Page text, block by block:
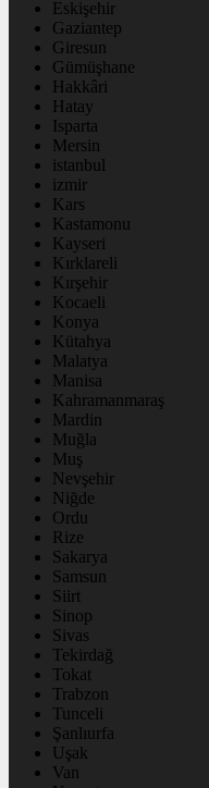
Eskişehir
Gaziantep
Giresun
Gümüşhane
Hakkâri
Hatay
Isparta
Mersin
istanbul
izmir
Kars
Kastamonu
Kayseri
Kırklareli
Kırşehir
Kocaeli
Konya
Kütahya
Malatya
Manisa
Kahramanmaraş
Mardin
Muğla
Muş
Nevşehir
Niğde
Ordu
Rize
Sakarya
Samsun
Siirt
Sinop
Sivas
Tekirdağ
Tokat
Trabzon
Tunceli
Şanlıurfa
Uşak
Van